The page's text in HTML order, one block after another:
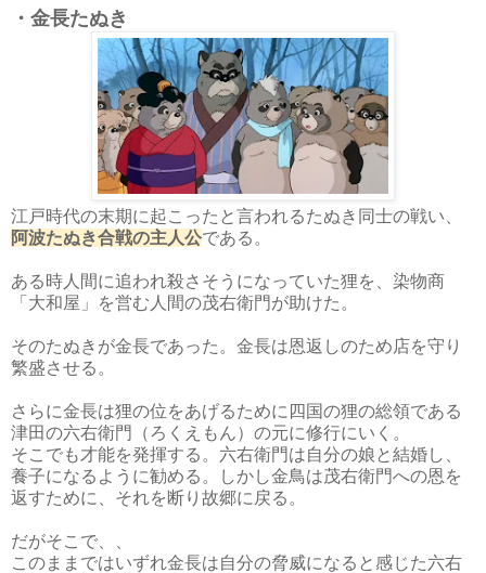
・金長たぬき
江戸時代の末期に起こったと言われるたぬき同士の戦い、
阿波たぬき合戦の主人公である。
ある時人間に追われ殺さそうになっていた狸を、染物商
「大和屋」を営む人間の茂右衛門が助けた。
そのたぬきが金長であった。金長は恩返しのため店を守り
繁盛させる。
さらに金長は狸の位をあげるために四国の狸の総領である
津田の六右衛門（ろくえもん）の元に修行にいく。
そこでも才能を発揮する。六右衛門は自分の娘と結婚し、
養子になるように勧める。しかし金鳥は茂右衛門への恩を
返すために、それを断り故郷に戻る。
だがそこで、、
このままではいずれ金長は自分の脅威になると感じた六右